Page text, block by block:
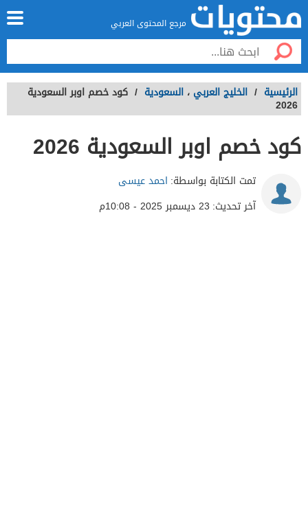
مرجع المحتوى العربي
الرئيسية / الخليج العربي ، السعودية / كود خصم اوبر السعودية
2026
كود خصم اوبر السعودية 2026
تمت الكتابة بواسطة: احمد عيسى
آخر تحديث: 23 ديسمبر 2025 - 10:08م